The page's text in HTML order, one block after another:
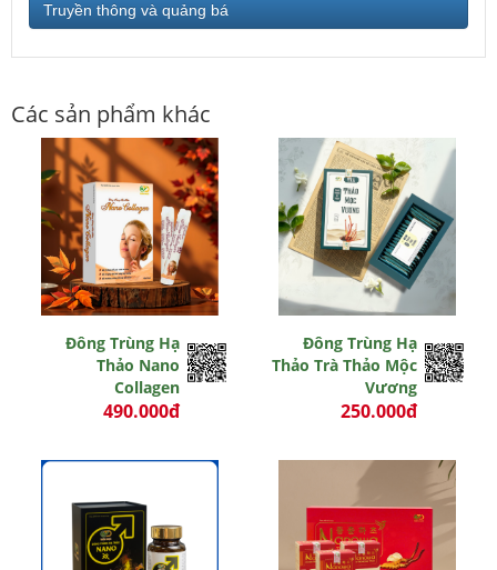
Truyền thông và quảng bá
Các sản phẩm khác
Đông Trùng Hạ
Thảo Nano
Collagen
490.000đ
Còn hiệu lực
Đông Trùng Hạ
Thảo Trà Thảo Mộc
Vương
250.000đ
Còn hiệu lực